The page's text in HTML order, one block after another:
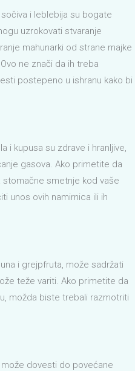
i leblebija su bogate
uzrokovati stvaranje
mahunarki od strane majke
ne znači da ih treba
postepeno u ishranu kako bi
i kupusa su zdrave i hranljive,
gasova. Ako primetite da
stomačne smetnje kod vaše
unos ovih namirnica ili ih
i grejpfruta, može sadržati
teže variti. Ako primetite da
možda biste trebali razmotriti
dovesti do povećane